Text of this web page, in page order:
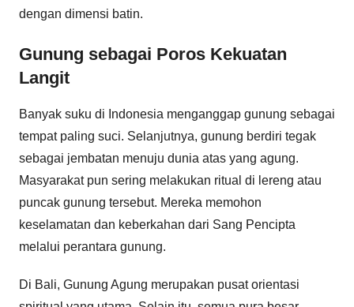
dengan dimensi batin.
Gunung sebagai Poros Kekuatan
Langit
Banyak suku di Indonesia menganggap gunung sebagai
tempat paling suci. Selanjutnya, gunung berdiri tegak
sebagai jembatan menuju dunia atas yang agung.
Masyarakat pun sering melakukan ritual di lereng atau
puncak gunung tersebut. Mereka memohon
keselamatan dan keberkahan dari Sang Pencipta
melalui perantara gunung.
Di Bali, Gunung Agung merupakan pusat orientasi